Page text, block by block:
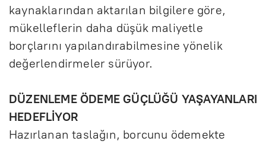
kaynaklarından aktarılan bilgilere göre,
mükelleflerin daha düşük maliyetle
borçlarını yapılandırabilmesine yönelik
değerlendirmeler sürüyor.
DÜZENLEME ÖDEME GÜÇLÜĞÜ YAŞAYANLARI
HEDEFLİYOR
Hazırlanan taslağın, borcunu ödemekte